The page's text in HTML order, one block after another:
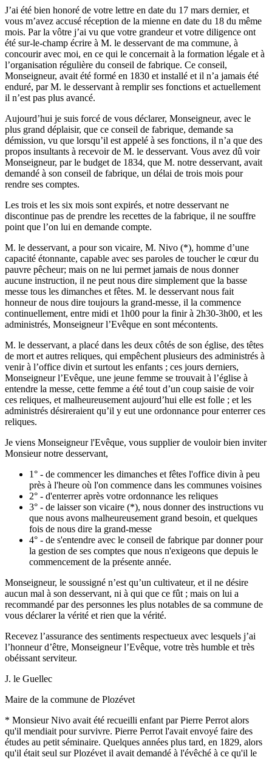
J’ai été bien honoré de votre lettre en date du 17 mars dernier, et
vous m’avez accusé réception de la mienne en date du 18 du même
mois. Par la vôtre j’ai vu que votre grandeur et votre diligence ont
été sur-le-champ écrire à M. le desservant de ma commune, à
concourir avec moi, en ce qui le concernait à la formation légale et à
l’organisation régulière du conseil de fabrique. Ce conseil,
Monseigneur, avait été formé en 1830 et installé et il n’a jamais été
enduré, par M. le desservant à remplir ses fonctions et actuellement
il n’est pas plus avancé.
Aujourd’hui je suis forcé de vous déclarer, Monseigneur, avec le
plus grand déplaisir, que ce conseil de fabrique, demande sa
démission, vu que lorsqu’il est appelé à ses fonctions, il n’a que des
propos insultants à recevoir de M. le desservant. Vous avez dû voir
Monseigneur, par le budget de 1834, que M. notre desservant, avait
demandé à son conseil de fabrique, un délai de trois mois pour
rendre ses comptes.
Les trois et les six mois sont expirés, et notre desservant ne
discontinue pas de prendre les recettes de la fabrique, il ne souffre
point que l’on lui en demande compte.
M. le desservant, a pour son vicaire, M. Nivo (*), homme d’une
capacité étonnante, capable avec ses paroles de toucher le cœur du
pauvre pêcheur; mais on ne lui permet jamais de nous donner
aucune instruction, il ne peut nous dire simplement que la basse
messe tous les dimanches et fêtes. M. le desservant nous fait
honneur de nous dire toujours la grand-messe, il la commence
continuellement, entre midi et 1h00 pour la finir à 2h30-3h00, et les
administrés, Monseigneur l’Evêque en sont mécontents.
M. le desservant, a placé dans les deux côtés de son église, des têtes
de mort et autres reliques, qui empêchent plusieurs des administrés à
venir à l’office divin et surtout les enfants ; ces jours derniers,
Monseigneur l’Evêque, une jeune femme se trouvait à l’église à
entendre la messe, cette femme a été tout d’un coup saisie de voir
ces reliques, et malheureusement aujourd’hui elle est folle ; et les
administrés désireraient qu’il y eut une ordonnance pour enterrer ces
reliques.
Je viens Monseigneur l'Evêque, vous supplier de vouloir bien inviter
Monsieur notre desservant,
1° - de commencer les dimanches et fêtes l'office divin à peu
près à l'heure où l'on commence dans les communes voisines
2° - d'enterrer après votre ordonnance les reliques
3° - de laisser son vicaire (*), nous donner des instructions vu
que nous avons malheureusement grand besoin, et quelques
fois de nous dire la grand-messe
4° - de s'entendre avec le conseil de fabrique par donner pour
la gestion de ses comptes que nous n'exigeons que depuis le
commencement de la présente année.
Monseigneur, le soussigné n’est qu’un cultivateur, et il ne désire
aucun mal à son desservant, ni à qui que ce fût ; mais on lui a
recommandé par des personnes les plus notables de sa commune de
vous déclarer la vérité et rien que la vérité.
Recevez l’assurance des sentiments respectueux avec lesquels j’ai
l’honneur d’être, Monseigneur l’Evêque, votre très humble et très
obéissant serviteur.
J. le Guellec
Maire de la commune de Plozévet
* Monsieur Nivo avait été recueilli enfant par Pierre Perrot alors
qu'il mendiait pour survivre. Pierre Perrot l'avait envoyé faire des
études au petit séminaire. Quelques années plus tard, en 1829, alors
qu'il était seul sur Plozévet il avait demandé à l'évêché à ce qu'il le